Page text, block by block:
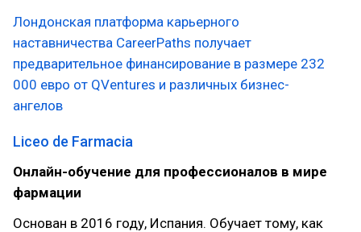
Лондонская платформа карьерного
наставничества CareerPaths получает
предварительное финансирование в размере 232
000 евро от QVentures и различных бизнес-
ангелов
Liceo de Farmacia
Онлайн-обучение для профессионалов в мире
фармации
Основан в 2016 году, Испания. Обучает тому, как